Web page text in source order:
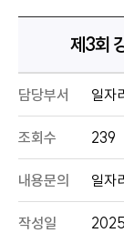
제3회
담당부서 일자
조회수 239
내용문의 일자
작성일